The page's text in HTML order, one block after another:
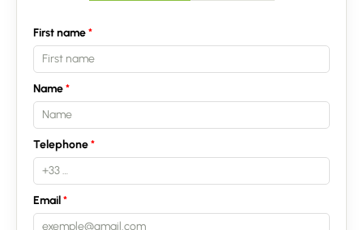
First name
Name
Telephone
Email